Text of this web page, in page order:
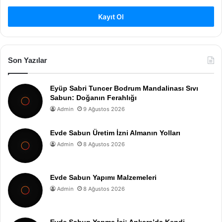
Kayıt Ol
Son Yazılar
Eyüp Sabri Tuncer Bodrum Mandalinası Sıvı
Sabun: Doğanın Ferahlığı
Admin 9 Ağustos 2026
Evde Sabun Üretim İzni Almanın Yolları
Admin 8 Ağustos 2026
Evde Sabun Yapımı Malzemeleri
Admin 8 Ağustos 2026